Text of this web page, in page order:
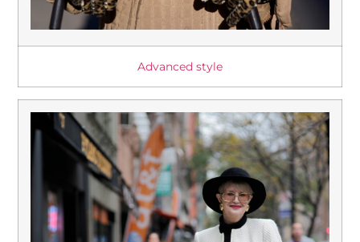
Advanced style